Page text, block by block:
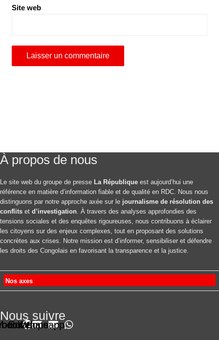
Site web
À propos de nous
Le site web du groupe de presse La République est aujourd’hui une
référence en matière d’information fiable et de qualité en RDC. Nous nous
distinguons par notre approche axée sur le journalisme de résolution des
conflits et d’investigation. À travers des analyses approfondies des
tensions sociales et des enquêtes rigoureuses, nous contribuons à éclairer
les citoyens sur des enjeux complexes, tout en proposant des solutions
concrètes aux crises. Notre mission est d’informer, sensibiliser et défendre
les droits des Congolais en favorisant la transparence et la justice.
Nos axes
Nous suivre
Envelope
Whatsapp